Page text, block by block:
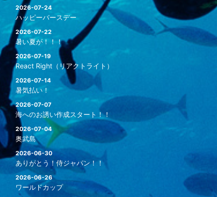
2026-07-24
ハッピーバースデー
2026-07-22
暑い夏が！！！
2026-07-19
React Right（リアクトライト）
2026-07-14
暑気払い！
2026-07-07
海へのお誘い作成スタート！！
2026-07-04
奥武島
2026-06-30
ありがとう！侍ジャパン！！
2026-06-26
ワールドカップ